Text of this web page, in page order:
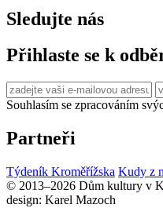
Sledujte nás
Přihlaste se k
Souhlasím se zpracováním
Partneři
Týdeník Kroměřížska Kudy z
© 2013–2026 Dům kultury v
design: Karel Mazoch